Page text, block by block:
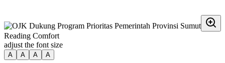
Reading Comfort
adjust the font size
A A A A